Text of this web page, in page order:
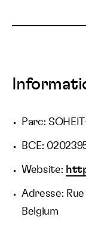
Parc:
BCE:
Website:
Adresse:
Belgium